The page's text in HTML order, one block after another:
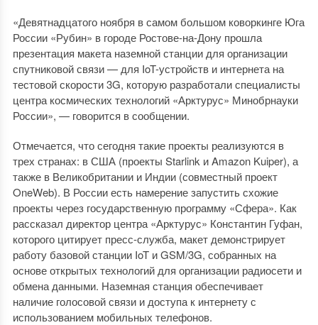
«Девятнадцатого ноября в самом большом коворкинге Юга
России «Рубин» в городе Ростове-на-Дону прошла
презентация макета наземной станции для организации
спутниковой связи — для IoT-устройств и интернета на
тестовой скорости 3G, которую разработали специалисты
центра космических технологий «Арктурус» Минобрнауки
России», — говорится в сообщении.
Отмечается, что сегодня такие проекты реализуются в
трех странах: в США (проекты Starlink и Amazon Kuiper), а
также в Великобритании и Индии (совместный проект
OneWeb). В России есть намерение запустить схожие
проекты через государственную программу «Сфера». Как
рассказал директор центра «Арктурус» Константин Гуфан,
которого цитирует пресс-служба, макет демонстрирует
работу базовой станции IoT и GSM/3G, собранных на
основе открытых технологий для организации радиосети и
обмена данными. Наземная станция обеспечивает
наличие голосовой связи и доступа к интернету с
использованием мобильных телефонов.